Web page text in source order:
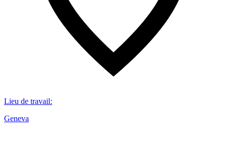
Lieu de travail:
Geneva